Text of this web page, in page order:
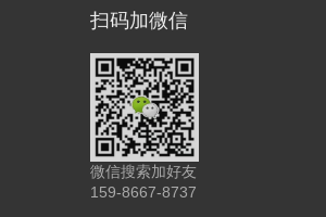
扫码加微信
微信搜索加好友
159-8667-8737